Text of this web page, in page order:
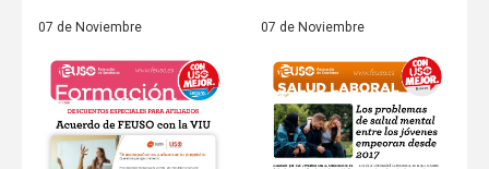
07 de Noviembre 07 de Noviembre